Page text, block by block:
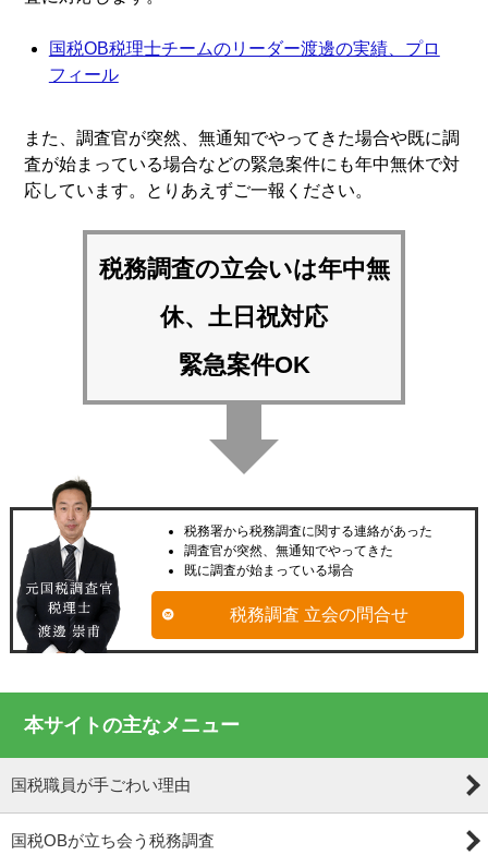
国税OB税理士チームのリーダー渡邊の実績、プロ
フィール
また、調査官が突然、無通知でやってきた場合や既に調
査が始まっている場合などの緊急案件にも年中無休で対
応しています。とりあえずご一報ください。
税務調査の立会いは年中無
休、土日祝対応
緊急案件OK
税務署から税務調査に関する連絡があった
調査官が突然、無通知でやってきた
既に調査が始まっている場合
税務調査 立会の問合せ
本サイトの主なメニュー
国税職員が手ごわい理由
国税OBが立ち会う税務調査